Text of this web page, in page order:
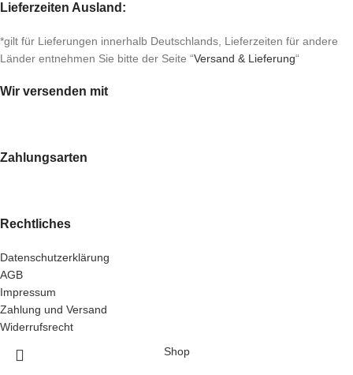
Lieferzeiten Ausland:
*gilt für Lieferungen innerhalb Deutschlands, Lieferzeiten für andere
Länder entnehmen Sie bitte der Seite “Versand & Lieferung“
Wir versenden mit
Zahlungsarten
Rechtliches
Datenschutzerklärung
AGB
Impressum
Zahlung und Versand
Widerrufsrecht
Shop